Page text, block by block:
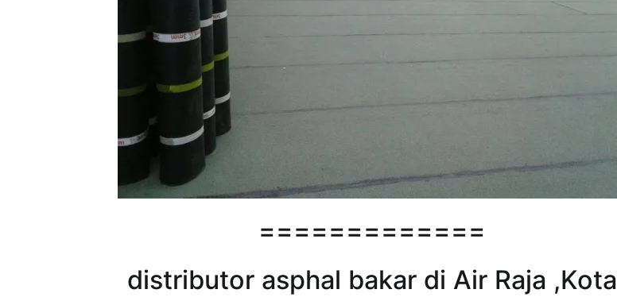
=============
distributor asphal bakar di Air Raja ,Kota